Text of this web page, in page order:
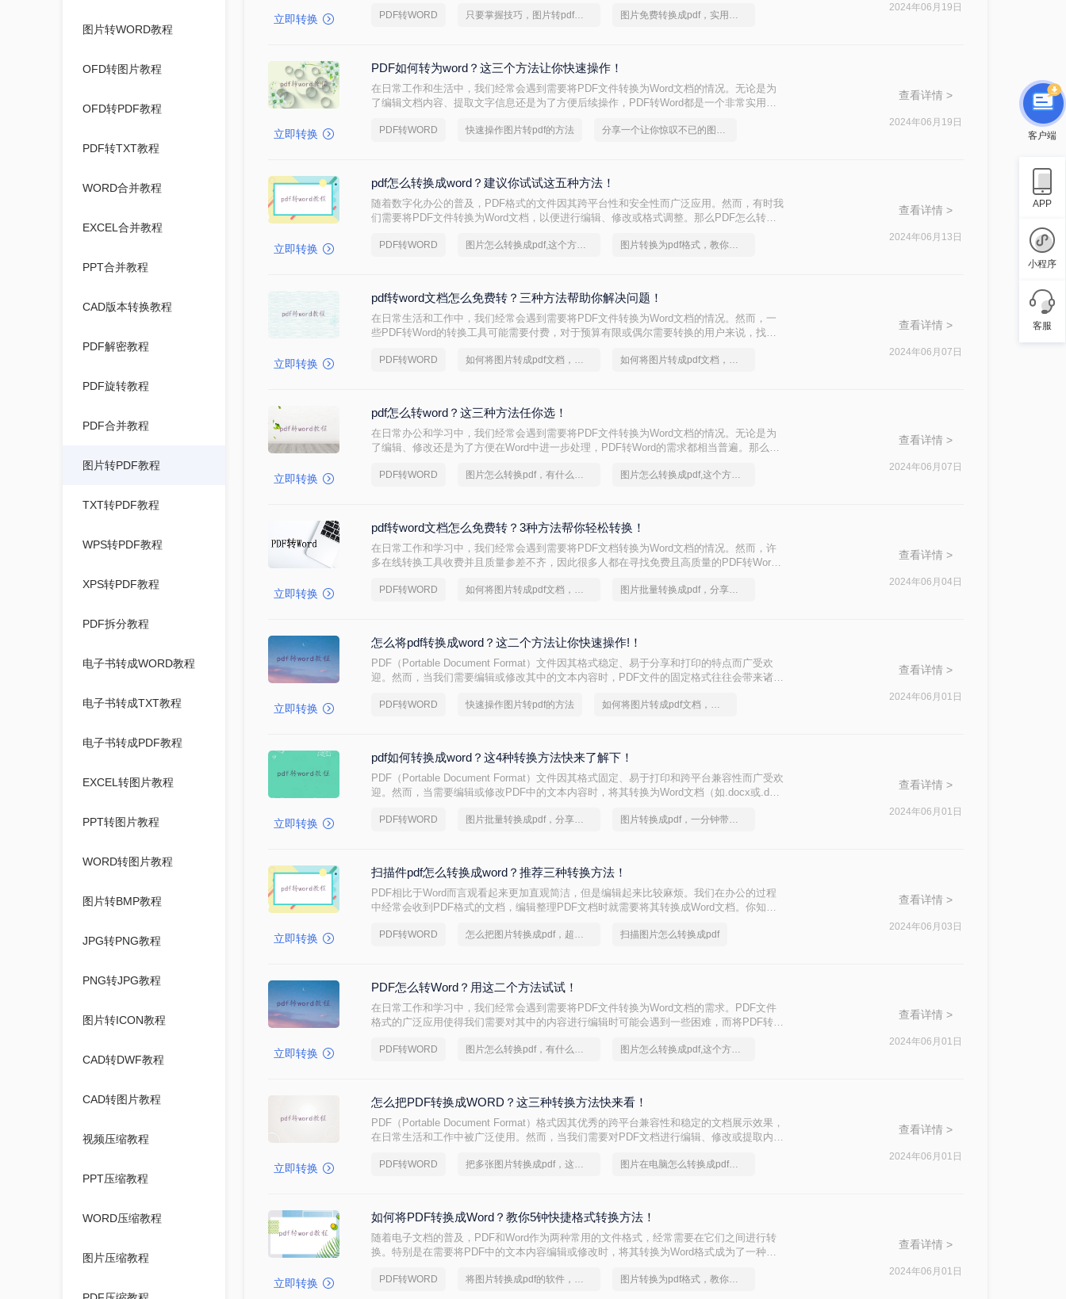
图片转WORD教程
OFD转图片教程
OFD转PDF教程
PDF转TXT教程
WORD合并教程
EXCEL合并教程
PPT合并教程
CAD版本转换教程
PDF解密教程
PDF旋转教程
PDF合并教程
图片转PDF教程
TXT转PDF教程
WPS转PDF教程
XPS转PDF教程
PDF拆分教程
电子书转成WORD教程
电子书转成TXT教程
电子书转成PDF教程
EXCEL转图片教程
PPT转图片教程
WORD转图片教程
图片转BMP教程
JPG转PNG教程
PNG转JPG教程
图片转ICON教程
CAD转DWF教程
CAD转图片教程
视频压缩教程
PPT压缩教程
WORD压缩教程
图片压缩教程
立即转换 PDF转WORD 只要掌握技巧，图片转pdf就不是难事 图片免费转换成pdf，实用的方法来了
2024年06月19日
立即转换
PDF如何转为word？这三个方法让你快速操作！
在日常工作和生活中，我们经常会遇到需要将PDF文件转换为Word文档的情况。无论是为
了编辑文档内容、提取文字信息还是为了方便后续操作，PDF转Word都是一个非常实用的
Word的转换。
PDF转WORD 快速操作图片转pdf的方法 分享一个让你惊叹不已的图片转pdf方法
查看详情 >
2024年06月19日
立即转换
pdf怎么转换成word？建议你试试这五种方法！
随着数字化办公的普及，PDF格式的文件因其跨平台性和安全性而广泛应用。然而，有时我
们需要将PDF文件转换为Word文档，以便进行编辑、修改或格式调整。那么PDF怎么转换
PDF转WORD 图片怎么转换成pdf,这个方法你知道吗？ 图片转换为pdf格式，教你一个方法
查看详情 >
2024年06月13日
立即转换
pdf转word文档怎么免费转？三种方法帮助你解决问题！
在日常生活和工作中，我们经常会遇到需要将PDF文件转换为Word文档的情况。然而，一
些PDF转Word的转换工具可能需要付费，对于预算有限或偶尔需要转换的用户来说，找到
介绍几种免费将PDF转换为Word文档的方法，帮助您轻松完成文件格式的转换。
PDF转WORD 如何将图片转成pdf文档，转转大师帮你解决 如何将图片转成pdf文档，终于找到解决方法了
查看详情 >
2024年06月07日
立即转换
pdf怎么转word？这三种方法任你选！
在日常办公和学习中，我们经常会遇到需要将PDF文件转换为Word文档的情况。无论是为
了编辑、修改还是为了方便在Word中进一步处理，PDF转Word的需求都相当普遍。那么pdf
PDF转WORD 图片怎么转换pdf，有什么快速的方法 图片怎么转换成pdf,这个方法你知道吗？
查看详情 >
2024年06月07日
立即转换
pdf转word文档怎么免费转？3种方法帮你轻松转换！
在日常工作和学习中，我们经常会遇到需要将PDF文档转换为Word文档的情况。然而，许
多在线转换工具收费并且质量参差不齐，因此很多人都在寻找免费且高质量的PDF转Word
法，让您轻松应对各种转换需求。
PDF转WORD 如何将图片转成pdf文档，分享一种简单的方法 图片批量转换成pdf，分享一种简单的方法
查看详情 >
2024年06月04日
立即转换
怎么将pdf转换成word？这二个方法让你快速操作!！
PDF（Portable Document Format）文件因其格式稳定、易于分享和打印的特点而广受欢
迎。然而，当我们需要编辑或修改其中的文本内容时，PDF文件的固定格式往往会带来诸多
pdf转换成word呢？下面，我将详细介绍二种将PDF转换成Word的方法。
PDF转WORD 快速操作图片转pdf的方法 如何将图片转成pdf文档，正确的操作方法
查看详情 >
2024年06月01日
立即转换
pdf如何转换成word？这4种转换方法快来了解下！
PDF（Portable Document Format）文件因其格式固定、易于打印和跨平台兼容性而广受欢
迎。然而，当需要编辑或修改PDF中的文本内容时，将其转换为Word文档（如.docx或.doc
方法，帮助您轻松实现这一操作。
PDF转WORD 图片批量转换成pdf，分享一种简单的方法 图片转换成pdf，一分钟带你了解
查看详情 >
2024年06月01日
立即转换
扫描件pdf怎么转换成word？推荐三种转换方法！
PDF相比于Word而言观看起来更加直观简洁，但是编辑起来比较麻烦。我们在办公的过程
中经常会收到PDF格式的文档，编辑整理PDF文档时就需要将其转换成Word文档。你知道
招！
PDF转WORD 怎么把图片转换成pdf，超高效图文教程推荐 扫描图片怎么转换成pdf
查看详情 >
2024年06月03日
立即转换
PDF怎么转Word？用这二个方法试试！
在日常工作和学习中，我们经常会遇到需要将PDF文件转换为Word文档的需求。PDF文件
格式的广泛应用使得我们需要对其中的内容进行编辑时可能会遇到一些困难，而将PDF转换
法，以及一些实用的技巧和注意事项，帮助您轻松应对各种转换需求。
PDF转WORD 图片怎么转换pdf，有什么快速的方法 图片怎么转换成pdf,这个方法你知道吗？
查看详情 >
2024年06月01日
立即转换
怎么把PDF转换成WORD？这三种转换方法快来看！
PDF（Portable Document Format）格式因其优秀的跨平台兼容性和稳定的文档展示效果，
在日常生活和工作中被广泛使用。然而，当我们需要对PDF文档进行编辑、修改或提取内容
面，我将详细介绍几种将PDF转换成Word文档的方法。
PDF转WORD 把多张图片转换成pdf，这个方法赶紧学起来 图片在电脑怎么转换成pdf，简单高效的转换方法
查看详情 >
2024年06月01日
立即转换
如何将PDF转换成Word？教你5钟快捷格式转换方法！
随着电子文档的普及，PDF和Word作为两种常用的文件格式，经常需要在它们之间进行转
换。特别是在需要将PDF中的文本内容编辑或修改时，将其转换为Word格式成为了一种常
法，帮助您轻松实现这一操作。
PDF转WORD 将图片转换成pdf的软件，简单方法教你一招 图片转换为pdf格式，教你一个方法
查看详情 >
2024年06月01日
客户端
APP
小程序
客服